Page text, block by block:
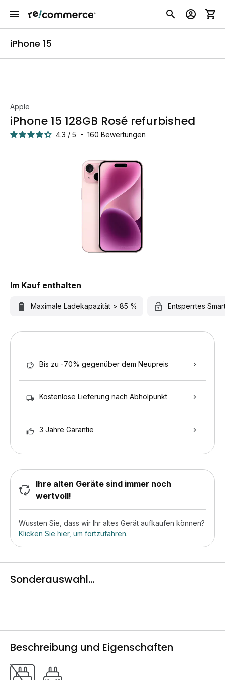
iPhone 15
Apple
iPhone 15 128GB Rosé refurbished
4.3 / 5 - 160 Bewertungen
Im Kauf enthalten
Maximale Ladekapazität > 85 % Entsperrtes
Bis zu -70% gegenüber dem Neupreis
Kostenlose Lieferung nach Abholpunkt
3 Jahre Garantie
Ihre alten Geräte sind immer noch
wertvoll!
Wussten Sie, dass wir Ihr altes Gerät aufkaufen können?
Klicken Sie hier, um fortzufahren.
Sonderauswahl...
Beschreibung und Eigenschaften